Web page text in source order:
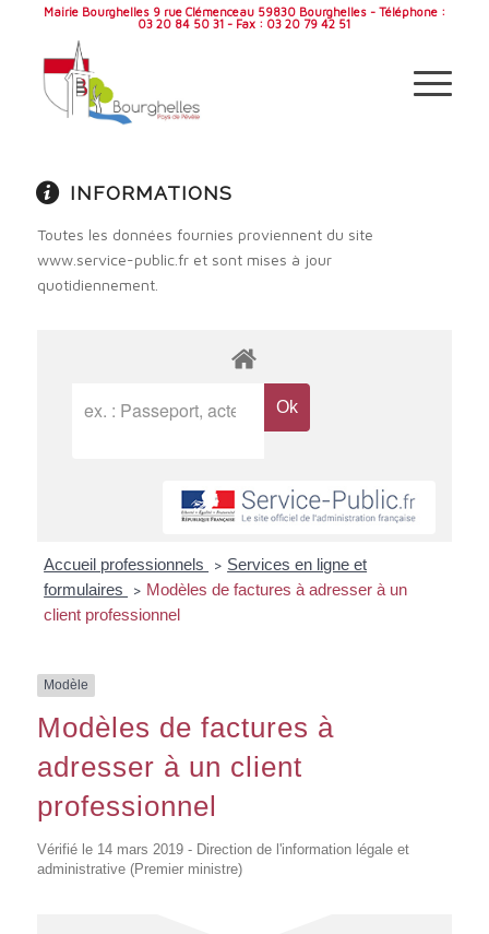
Mairie Bourghelles 9 rue Clémenceau 59830 Bourghelles - Téléphone :
03 20 84 50 31 - Fax : 03 20 79 42 51
INFORMATIONS
Toutes les données fournies proviennent du site
www.service-public.fr et sont mises à jour
quotidiennement.
Accueil professionnels > Services en ligne et
formulaires
> Modèles de factures à adresser à un
client professionnel
Modèle
Modèles de factures à
adresser à un client
professionnel
Vérifié le 14 mars 2019 - Direction de l'information légale et
administrative (Premier ministre)